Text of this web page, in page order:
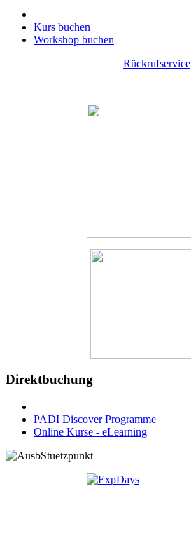
Kurs buchen
Workshop buchen
Rückrufservice
Direktbuchung
PADI Discover Programme
Online Kurse - eLearning